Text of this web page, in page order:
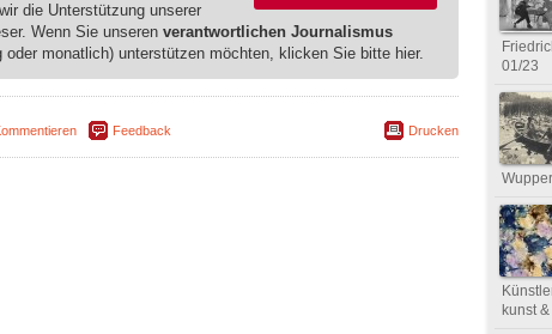
die Unterstützung unserer
Wenn Sie unseren verantwortlichen Journalismus
oder monatlich) unterstützen möchten, klicken Sie bitte hier.
Feedback Drucken
01/23
kunst